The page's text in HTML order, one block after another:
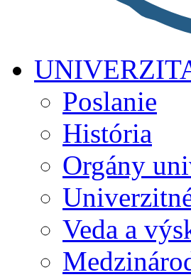
Poslanie
História
Orgány
Veda a